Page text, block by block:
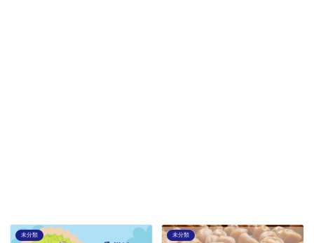
未分類 未分類